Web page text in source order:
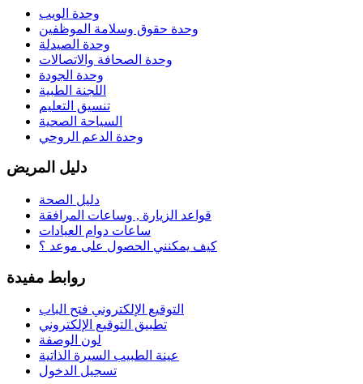
وحدة الويب
وحدة حقوق وسلامة الموظفين
وحدة الصيدلة
وحدة الصحافة والاتصالات
وحدة الجودة
اللجنة الطبية
تنسيق التعليم
السياحة الصحية
وحدة الدعم الروحي
دليل المريض
دليل الصحة
قواعد الزيارة , وساعات المرافقة
ساعات دوام العيادات
كيف يمكنني الحصول على موعد ؟
روابط مفيدة
التوقيع الإلكتروني فتح الباب
تطبيق التوقيع الإلكتروني
لون الوصفة
عينة الطبيب السيرة الذاتية
تسجيل الدخول